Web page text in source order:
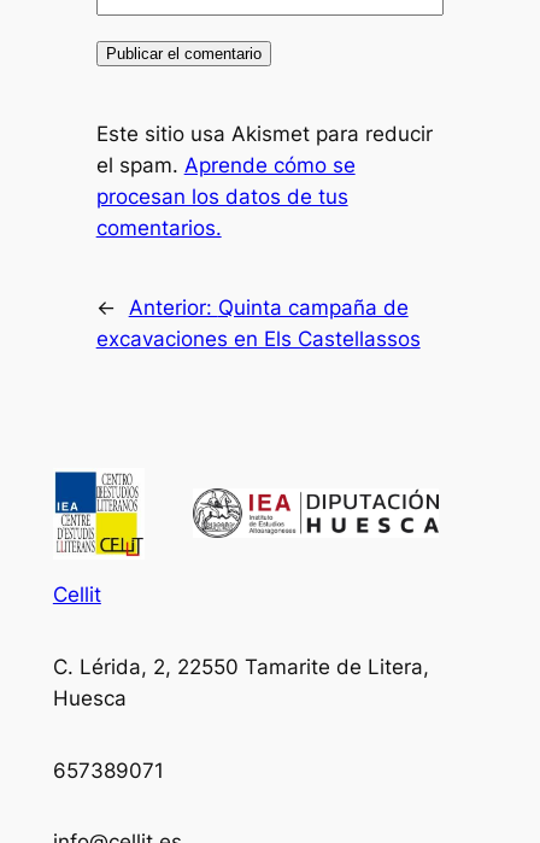
Este sitio usa Akismet para reducir
el spam. Aprende cómo se
procesan los datos de tus
comentarios.
← Anterior: Quinta campaña de
excavaciones en Els Castellassos
Cellit
C. Lérida, 2, 22550 Tamarite de Litera,
Huesca
657389071